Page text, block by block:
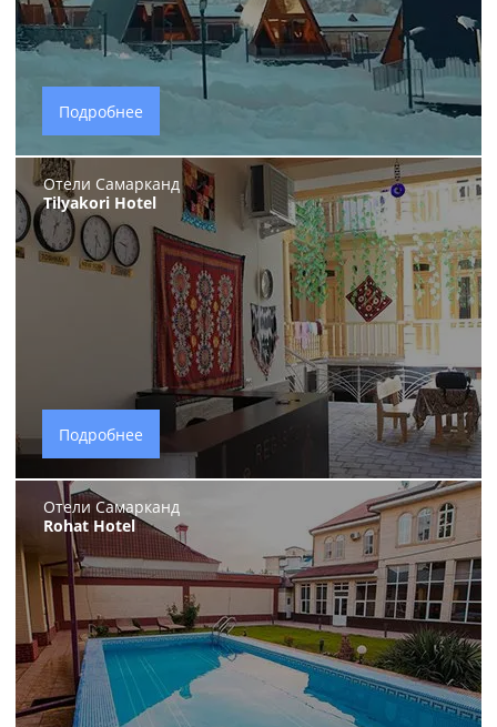
Подробнее
Отели Самарканд
Tilyakori Hotel
Подробнее
Отели Самарканд
Rohat Hotel